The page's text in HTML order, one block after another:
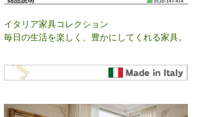
イタリア家具コレクション
毎日の生活を楽しく、豊かにしてくれる家具。